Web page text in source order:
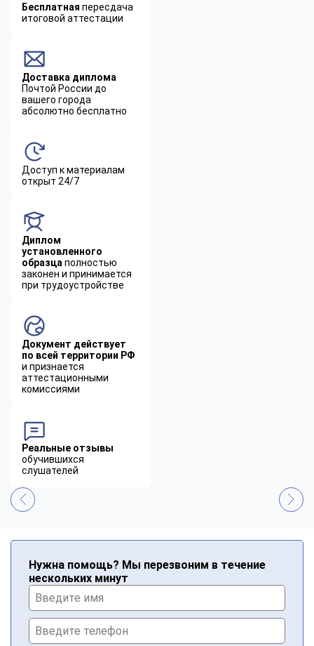
Бесплатная пересдача
итоговой аттестации
Доставка диплома
Почтой России до
вашего города
абсолютно бесплатно
Доступ к материалам
открыт 24/7
Диплом
установленного
образца полностью
законен и принимается
при трудоустройстве
Документ действует
по всей территории РФ
и признается
аттестационными
комиссиями
Реальные отзывы
обучившихся
слушателей
Нужна помощь? Мы перезвоним в течение
нескольких минут